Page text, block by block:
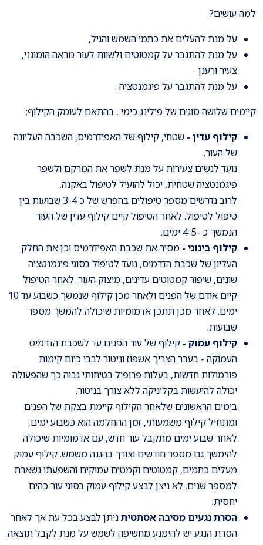
למה עושים?
על מנת להעלים את כתמי השמש והגיל,
על מנת להתגבר על קמטוטים ולשוות לעור מראה הומוגני,
צעיר ורענן .
על מנת להתגבר על פיגמנטציה .
קיימים שלושה סוגים של פילינג כימי , בהתאם לעומק הקילוף:
קילוף עדין - שטחי, קילוף של האפידרמיס, השכבה העליונה
של העור.
נועד לנשים צעירות על מנת לשפר את המרקם ולשפר
פיגמנטציה שטחית, יכול להועיל לטיפול באקנה.
לרוב נדרשים מספר טיפולים בהפרש של כ 3-4 שבועות בין
טיפול לטיפול. לאחר הטיפול קיים קילוף עדין של העור
הנמשך כ -4-5 ימים.
קילוף בינוני - מסיר את שכבת האפידרמיס וכן את החלק
העליון של שכבת הדרמיס, נועד לטיפול בסוגי פיגמנטציה
שונים, שיפור קמטוטים עדינים, מיצוק העור. לאחר הטיפול
קיים אודם של הפנים ולאחר מכן קילוף שנמשך כשבוע עד 10
ימים. לאחר מכן תתכן אדמומיות שיכולה להמשך מספר
שבועות.
קילוף עמוק - קילוף של עור הפנים עד לשכבת הדרמיס
העמוקה - בעבר הצריך אשפוז וניטור לבבי כיום קימות
פורמולות חדשות, בעלות פרופיל בטיחותי גבוה כך שהפעולה
יכולה להיעשות בקליניקה ללא צורך בניטור.
בימים הראשונים שלאחר הקילוף קיימת בצקת של הפנים
ומתחיל קילוף משמעותי, זמן ההחלמה הוא כשבוע ימים,
לאחר שבוע ימים מתקבל עור חדש, עם אדמומיות שיכולה
להימשך גם מספר חודשים וצורך בהגנה משמש. קילוף עמוק
מעלים כתמים, קמטוטים וקמטים עמוקים והשפעתו נשארת
למספר שנים. לא ניצן לבצע קילוף עמוק בסוגי עור כהים
יחסית.
הסרת נגעים מסיבה אסתטיתניתן לבצע בכל עת אך לאחר
הסרת הנגע יש להימנע מחשיפה לשמש על מנת לקבל תוצאה